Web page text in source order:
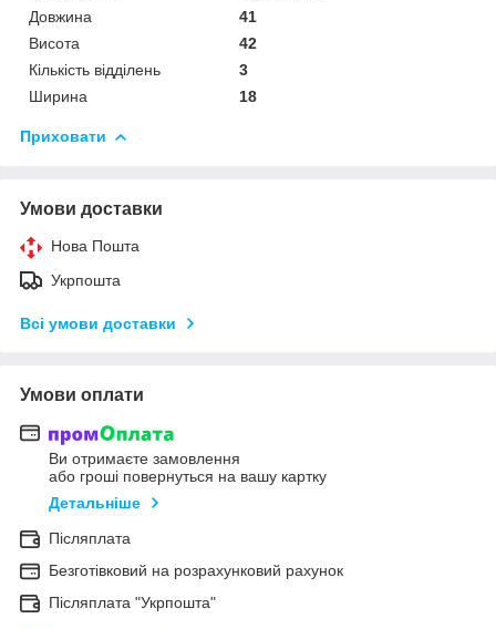
Довжина
41
Висота
42
Кількість відділень
3
Ширина
18
Приховати
Умови доставки
Нова Пошта
Укрпошта
Всі умови доставки
Умови оплати
Ви отримаєте замовлення
або гроші повернуться на вашу картку
Детальніше
Післяплата
Безготівковий на розрахунковий рахунок
Післяплата "Укрпошта"